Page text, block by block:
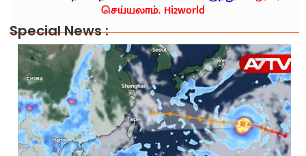
செய்யலாம். Hi2world
Special News :